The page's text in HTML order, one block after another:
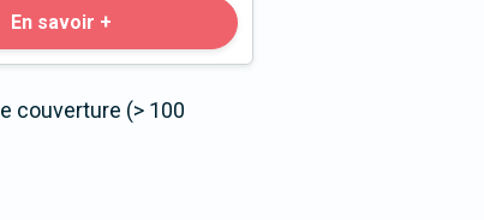
En savoir +
couverture (> 100